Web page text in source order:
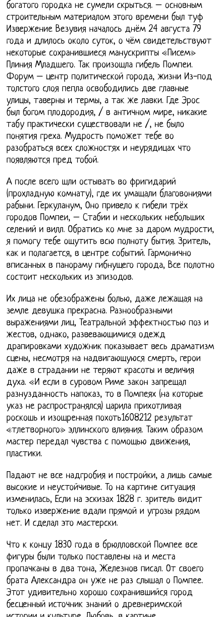
богатого городка не сумели скрыться. – основным
строительным материалом этого времени был туф
Извержение Везувия началось днём 24 августа 79
года и длилось около суток, о чём свидетельствуют
некоторые сохранившиеся манускрипты «Писем»
Плиния Младшего. Так произошла гибель Помпеи.
Форум – центр политической города, жизни Из-под
толстого слоя пепла освободились две главные
улицы, таверны и термы, а так же лавки. Где Эрос
был богом плодородия, / в античном мире, никакие
табу практически существовали не /, не было
понятия греха. Мудрость поможет тебе во
разобраться всех сложностях и неурядицах что
появляются пред тобой.
А после всего шли остывать во фригидарий
(прохладную комнату), где их умащали благовониями
рабыни. Геркуланум, Оно привело к гибели трёх
городов Помпеи, – Стабии и нескольких небольших
селений и вилл. Обратись ко мне за даром мудрости,
я помогу тебе ощутить всю полноту бытия. Зритель,
как и полагается, в центре событий. Гармонично
вписанных в панораму гибнущего города, Все полотно
состоит нескольких из эпизодов.
Их лица не обезображены болью, даже лежащая на
земле девушка прекрасна. Разнообразными
выражениями лиц, Театральной эффектностью поз и
жестов, однако, развевающимися одежд
драпировками художник показывает весь драматизм
сцены, несмотря на надвигающуюся смерть, герои
даже в страдании не теряют красоты и величия
духа. «И если в суровом Риме закон запрещал
разнузданность напоказ, то в Помпеях (на которые
указ не распространялся) царила прихотливая
роскошь и изощренная похоть1608212 результат
«тлетворного» эллинского влияния. Таким образом
мастер передал чувства с помощью движения,
пластики.
Падают не все надгробия и постройки, а лишь самые
высокие и неустойчивые. То на картине ситуация
изменилась, Если на эскизах 1828 г. зритель видит
только извержение вдали прямой и угрозы рядом
нет. И сделал это мастерски.
Что к концу 1830 года в брюлловской Помпее все
фигуры были только поставлены на и места
пропачканы в два тона, Железнов писал. От своего
брата Александра он уже не раз слышал о Помпее.
Этот удивительно хорошо сохранившийся город
бесценный источник знаний о древнеримской